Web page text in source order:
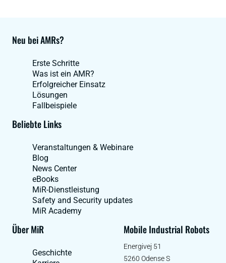
Neu bei AMRs?
Erste Schritte
Was ist ein AMR?
Erfolgreicher Einsatz
Lösungen
Fallbeispiele
Beliebte Links
Veranstaltungen & Webinare
Blog
News Center
eBooks
MiR-Dienstleistung
Safety and Security updates
MiR Academy
Über MiR
Geschichte
Mobile Industrial Robots
Energivej 51
5260 Odense S